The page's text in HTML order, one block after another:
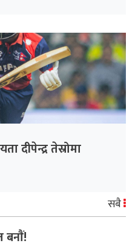
दीपेन्द्र तेस्रोमा
सबै
बनाैं!